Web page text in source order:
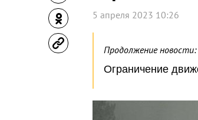
5 апреля 2023 10:26
Продолжение новости:
Ограничение